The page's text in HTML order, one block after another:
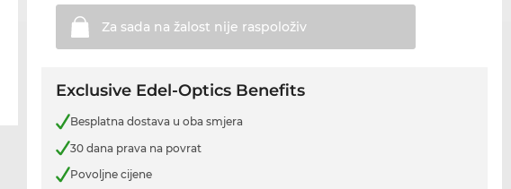
Za sada na žalost nije raspoloživ
Exclusive Edel-Optics Benefits
Besplatna dostava u oba smjera
30 dana prava na povrat
Povoljne cijene